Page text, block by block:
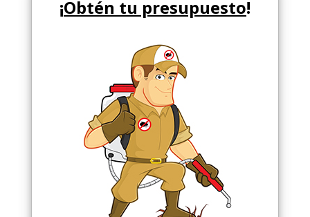
¡Obtén tu presupuesto!